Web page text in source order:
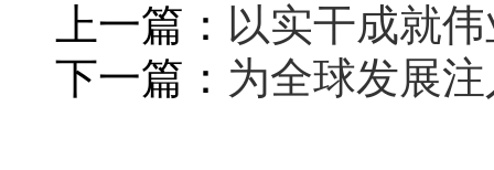
上一篇： 以实干成就
下一篇： 为全球发展